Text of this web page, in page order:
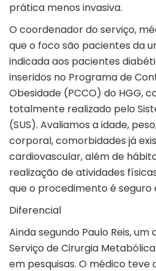
prática menos invasiva.
O coordenador do serviço,
que o foco são pacientes da
indicada aos pacientes
inseridos no Programa de
Obesidade (PCCO) do HGG,
totalmente realizado pelo
(SUS). Avaliamos a idade,
corporal, comorbidades já
cardiovascular, além de
realização de atividades
que o procedimento é seguro
Diferencial
Ainda segundo Paulo Reis, um
Serviço de Cirurgia
em pesquisas. O médico